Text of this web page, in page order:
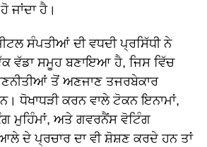
ਜਾਂਦਾ ਹੈ।
ਸੰਪਤੀਆਂ ਦੀ ਵਧਦੀ ਪ੍ਰਸਿੱਧੀ ਨੇ
ਵੱਡਾ ਸਮੂਹ ਬਣਾਇਆ ਹੈ, ਜਿਸ ਵਿੱਚ
ਤੋਂ ਅਣਜਾਣ ਤਜਰਬੇਕਾਰ
ਧੋਖਾਧੜੀ ਕਰਨ ਵਾਲੇ ਟੋਕਨ ਇਨਾਮਾਂ,
ਮੁਹਿੰਮਾਂ, ਅਤੇ ਗਵਰਨੈਂਸ ਵੋਟਿੰਗ
ਦੇ ਪ੍ਰਚਾਰ ਦਾ ਵੀ ਸ਼ੋਸ਼ਣ ਕਰਦੇ ਹਨ ਤਾਂ